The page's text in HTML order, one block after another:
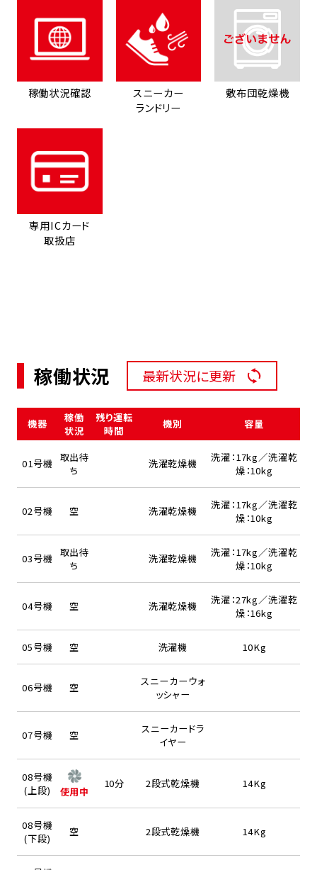
稼働状況確認
スニーカー
ランドリー
敷布団乾燥機
専用ICカード
取扱店
稼働状況 最新状況に更新
機器
稼働
状況
残り運転
時間
機別 容量
01号機 取出待
ち
洗濯乾燥機
洗濯：17kg／洗濯乾
燥：10kg
02号機 空 洗濯乾燥機
洗濯：17kg／洗濯乾
燥：10kg
03号機 取出待
ち
洗濯乾燥機
洗濯：17kg／洗濯乾
燥：10kg
04号機 空 洗濯乾燥機
洗濯：27kg／洗濯乾
燥：16kg
05号機 空 洗濯機 10Kg
06号機 空
スニーカーウォ
ッシャー
07号機 空
スニーカードラ
イヤー
08号機
(上段)
使用中
10分 2段式乾燥機 14Kg
08号機
(下段)
空 2段式乾燥機 14Kg